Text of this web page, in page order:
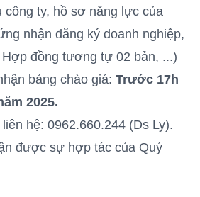
công ty, hồ sơ năng lực của
nhận đăng ký doanh nghiệp,
đồng tương tự 02 bản, ...)
bảng chào giá: Trước 17h
2025.
hệ: 0962.660.244 (Ds Ly).
được sự hợp tác của Quý